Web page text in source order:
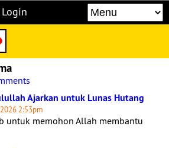
Login
Ajarkan untuk Lunas Hutang
2:53pm
untuk memohon Allah membantu